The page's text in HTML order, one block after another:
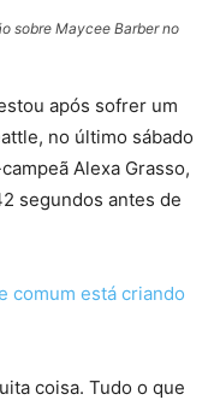
sobre Maycee Barber no
após sofrer um
no último sábado
Alexa Grasso,
segundos antes de
comum está criando
coisa. Tudo o que